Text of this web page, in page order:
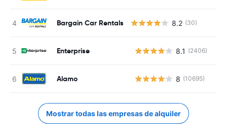
Bargain Car Rentals 8.2 (30)
Enterprise 8.1 (2406)
Alamo 8 (10695)
Mostrar todas las empresas de alquiler